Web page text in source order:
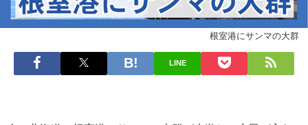
根室港にサンマの大群
LINE